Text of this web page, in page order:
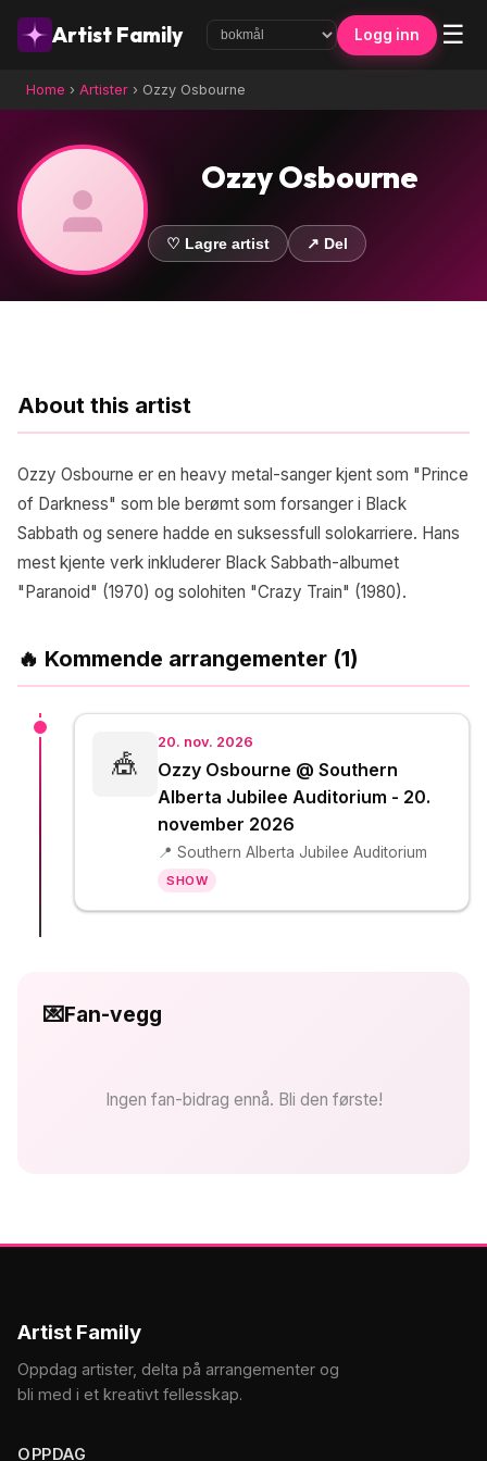
Artist Family Logg inn ☰
Home › Artister › Ozzy Osbourne
Ozzy Osbourne
♡ Lagre artist ↗ Del
About this artist
Ozzy Osbourne er en heavy metal-sanger kjent som "Prince
of Darkness" som ble berømt som forsanger i Black
Sabbath og senere hadde en suksessfull solokarriere. Hans
mest kjente verk inkluderer Black Sabbath-albumet
"Paranoid" (1970) og solohiten "Crazy Train" (1980).
🔥 Kommende arrangementer (1)
🎪
20. nov. 2026
Ozzy Osbourne @ Southern
Alberta Jubilee Auditorium - 20.
november 2026
📍 Southern Alberta Jubilee Auditorium
SHOW
💌Fan-vegg
Ingen fan-bidrag ennå. Bli den første!
Artist Family
Oppdag artister, delta på arrangementer og
bli med i et kreativt fellesskap.
OPPDAG